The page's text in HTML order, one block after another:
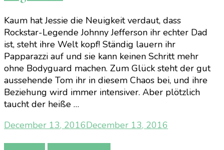
Kaum hat Jessie die Neuigkeit verdaut, dass
Rockstar-Legende Johnny Jefferson ihr echter Dad
ist, steht ihre Welt kopf! Ständig lauern ihr
Papparazzi auf und sie kann keinen Schritt mehr
ohne Bodyguard machen. Zum Glück steht der gut
aussehende Tom ihr in diesem Chaos bei, und ihre
Beziehung wird immer intensiver. Aber plötzlich
taucht der heiße …
December 13, 2016December 13, 2016